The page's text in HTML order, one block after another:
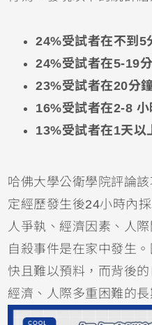
24%受試者在不到5
24%受試者在5-19
23%受試者在20分
16%受試者在2-8 小
13%受試者在1天以
哈佛大學公衛學院評論
定經歷發生後24小時內
人爭執、經濟因素、人
自殺事件是在家中發生
快且難以預料，而背後
經濟、人際多重困難的長